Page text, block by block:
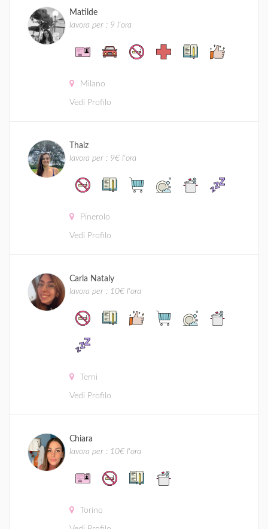
Matilde
lavora per : 9 l'ora
Milano
Vedi Profilo
Thaiz
lavora per : 9€ l'ora
Pinerolo
Vedi Profilo
Carla Nataly
lavora per : 10€ l'ora
Terni
Vedi Profilo
Chiara
lavora per : 10€ l'ora
Torino